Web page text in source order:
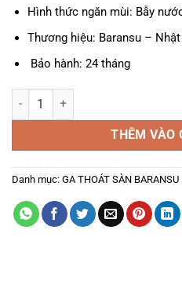
Hình thức ngăn mùi: Bẫy
Thương hiệu: Baransu – Nhật
Bảo hành: 24 tháng
Ga Thoát Sàn A-905N số lượng
THÊM VÀO
Danh mục: GA THOÁT SÀN BARANSU